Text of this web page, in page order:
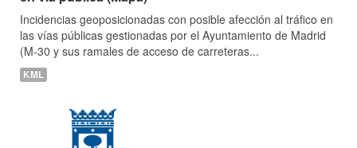
Incidencias geoposicionadas con posible afección al tráfico en
las vías públicas gestionadas por el Ayuntamiento de Madrid
(M-30 y sus ramales de acceso de carreteras...
KML